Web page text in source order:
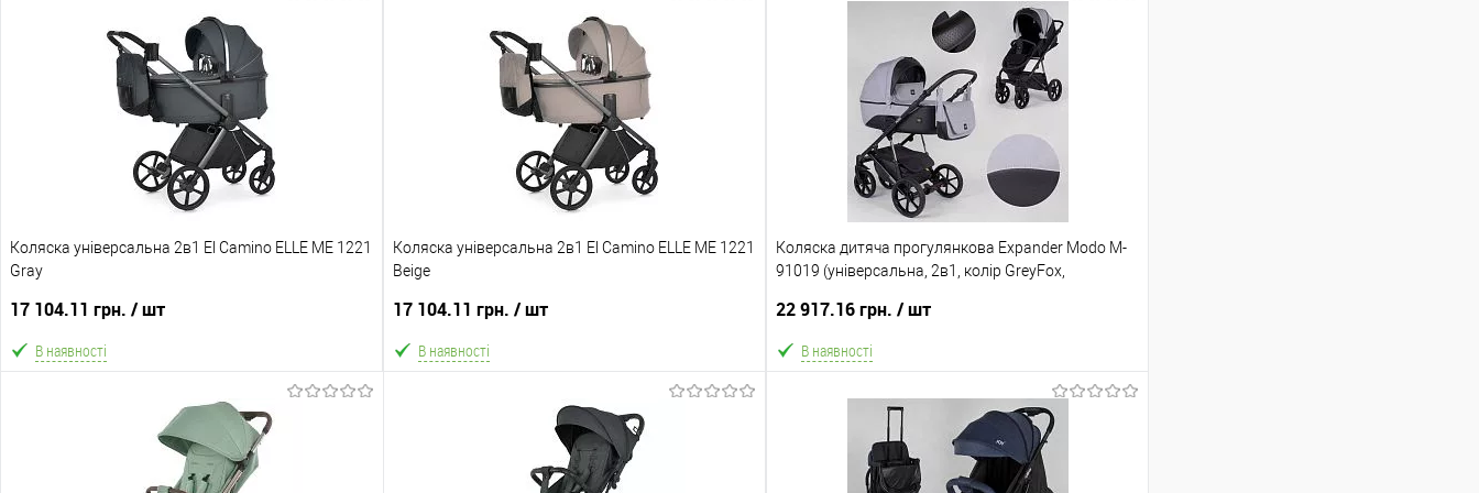
Коляска універсальна 2в1 El Camino ELLE ME 1221
Gray
17 104.11 грн. / шт
В наявності
В кошик
Порівняння
Коляска універсальна 2в1 El Camino ELLE ME 1221
Beige
17 104.11 грн. / шт
В наявності
В кошик
Порівняння
Коляска дитяча прогулянкова Expander Modo M-
91019 (універсальна, 2в1, колір GreyFox,
22 917.16 грн. / шт
В наявності
В кошик
Порівняння